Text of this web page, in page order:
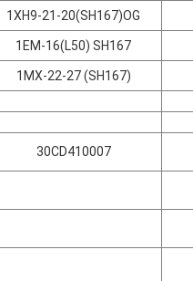
1XH9-21-20(SH167)OG
1EM-16(L50) SH167
1MX-22-27 (SH167)
30CD410007